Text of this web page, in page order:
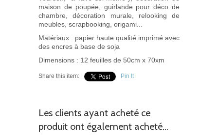
maison de poupée, guirlande pour déco de
chambre, décoration murale, relooking de
meubles, scrapbooking, origami...
Matériaux : papier haute qualité imprimé avec
des encres à base de soja
Dimensions : 12 feuilles de 50cm x 70xm
Share this item: Pin It
Les clients ayant acheté ce
produit ont également acheté...